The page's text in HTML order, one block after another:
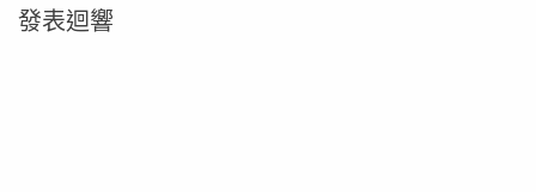
發表迴響